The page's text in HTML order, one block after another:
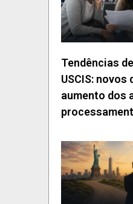
Tendências
USCIS:
aumento dos